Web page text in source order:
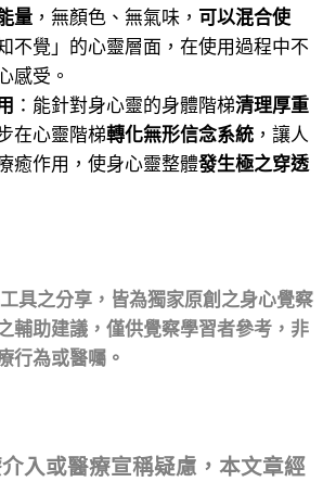
量 ，無顏色、無氣味， 可以混合使
不覺」的心靈層面，在使用過程中不
感受。
：能針對身心靈的身體階梯清理厚重
在心靈階梯轉化無形信念系統 ，讓人
癒作用，使身心靈整體發生極之穿透
具之分享，皆為獨家原創之身心覺察
輔助建議，僅供覺察學習者參考，非
行為或醫囑。
入或醫療宣稱疑慮，本文章經